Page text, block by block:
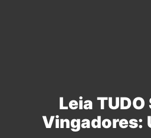
Leia TUDO
Vingadores: